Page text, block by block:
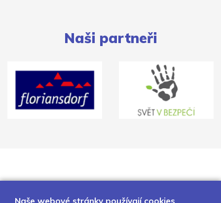
Naši partneři
Naše webové stránky používají cookies